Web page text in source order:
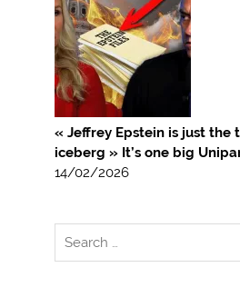
« Jeffrey Epstein is just the
iceberg » It’s one big
14/02/2026